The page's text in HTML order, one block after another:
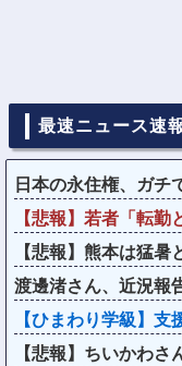
最速ニュース速
日本の永住権、ガ
【悲報】若者「転
【悲報】熊本は猛
渡邊渚さん、近況報
【ひまわり学級】
【悲報】ちいかわ